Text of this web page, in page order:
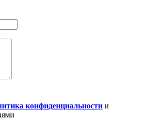
конфиденциальности и